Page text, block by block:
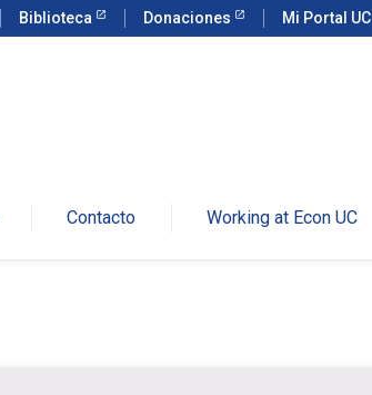
Biblioteca Donaciones Mi Portal UC
Contacto Working at Econ UC